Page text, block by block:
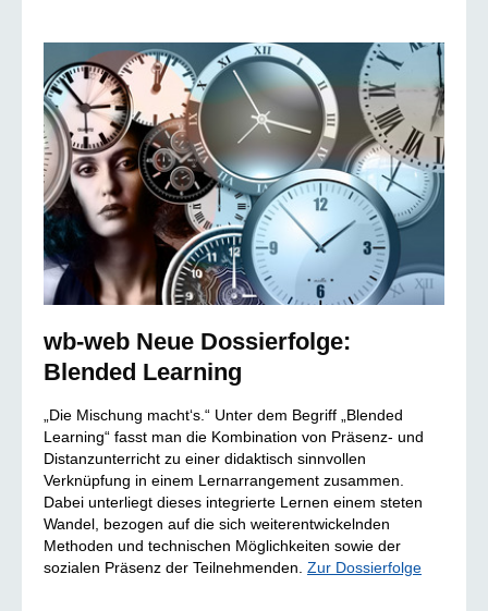
wb-web Neue Dossierfolge:
Blended Learning
„Die Mischung macht‘s.“ Unter dem Begriff „Blended
Learning“ fasst man die Kombination von Präsenz- und
Distanzunterricht zu einer didaktisch sinnvollen
Verknüpfung in einem Lernarrangement zusammen.
Dabei unterliegt dieses integrierte Lernen einem steten
Wandel, bezogen auf die sich weiterentwickelnden
Methoden und technischen Möglichkeiten sowie der
sozialen Präsenz der Teilnehmenden. Zur Dossierfolge